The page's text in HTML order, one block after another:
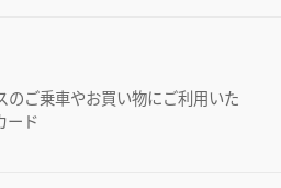
のご乗車やお買い物にご利用いた
ード